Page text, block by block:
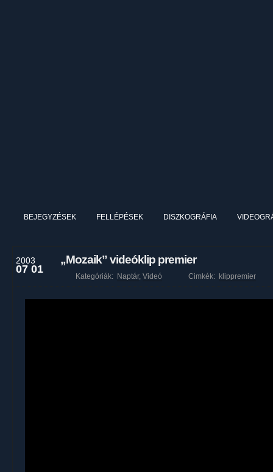
BEJEGYZÉSEK FELLÉPÉSEK DISZKOGRÁFIA
2003
07 01
„Mozaik” videóklip premier
Kategóriák: Naptár, Videó Cimkék: klippremier